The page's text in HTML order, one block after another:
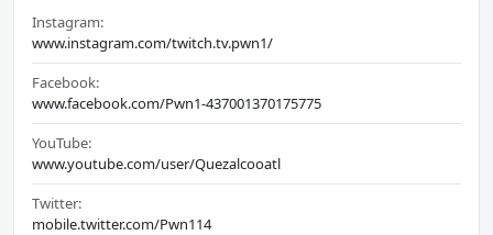
Instagram:
www.instagram.com/twitch.tv.pwn1/
Facebook:
www.facebook.com/Pwn1-437001370175775
YouTube:
www.youtube.com/user/Quezalcooatl
Twitter:
mobile.twitter.com/Pwn114